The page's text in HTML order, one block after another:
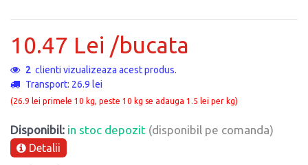
10.47 Lei /bucata
2 clienti vizualizeaza acest produs.
Transport: 26.9 lei
(26.9 lei primele 10 kg, peste 10 kg se adauga 1.5 lei per kg)
Disponibil: in stoc depozit (disponibil pe comanda)
Detalii